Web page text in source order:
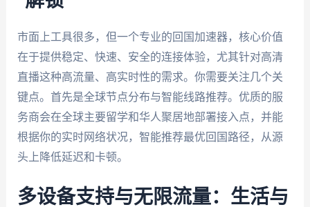
市面上工具很多，但一个专业的回国加速器，核心价值
在于提供稳定、快速、安全的连接体验，尤其针对高清
直播这种高流量、高实时性的需求。你需要关注几个关
键点。首先是全球节点分布与智能线路推荐。优质的服
务商会在全球主要留学和华人聚居地部署接入点，并能
根据你的实时网络状况，智能推荐最优回国路径，从源
头上降低延迟和卡顿。
多设备支持与无限流量：生活与